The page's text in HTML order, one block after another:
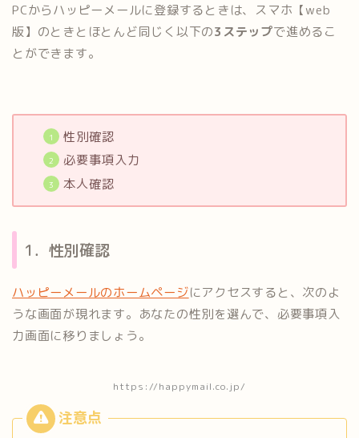
PCからハッピーメールに登録するときは、スマホ【web
版】のときとほとんど同じく以下の3ステップで進めるこ
とができます。
性別確認
必要事項入力
本人確認
1．性別確認
ハッピーメールのホームページにアクセスすると、次のよ
うな画面が現れます。あなたの性別を選んで、必要事項入
力画面に移りましょう。
https://happymail.co.jp/